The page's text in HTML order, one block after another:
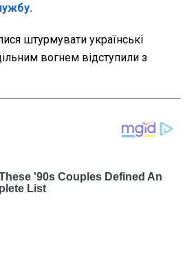
штурмувати українські
вогнем відступили з